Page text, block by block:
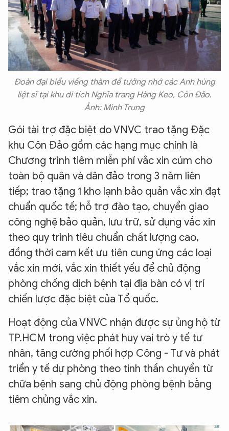
Đoàn đại biểu viếng thăm để tưởng nhớ các Anh hùng
liệt sĩ tại khu di tích Nghĩa trang Hàng Keo, Côn Đảo.
Ảnh: Minh Trung
​Gói tài trợ đặc biệt do VNVC trao tặng Đặc
khu Côn Đảo gồm các hạng mục chính là
Chương trình tiêm miễn phí vắc xin cúm cho
toàn bộ quân và dân đảo trong 3 năm liên
tiếp; trao tặng 1 kho lạnh bảo quản vắc xin đạt
chuẩn quốc tế; hỗ trợ đào tạo, chuyển giao
công nghệ bảo quản, lưu trữ, sử dụng vắc xin
theo quy trình tiêu chuẩn chất lượng cao,
đồng thời cam kết ưu tiên cung ứng các loại
vắc xin mới, vắc xin thiết yếu để chủ động
phòng chống dịch bệnh tại địa bàn có vị trí
chiến lược đặc biệt của Tổ quốc.
Hoạt động của VNVC nhận được sự ủng hộ từ
TP.HCM trong việc phát huy vai trò y tế tư
nhân, tăng cường phối hợp Công - Tư và phát
triển y tế dự phòng theo tinh thần chuyển từ
chữa bệnh sang chủ động phòng bệnh bằng
tiêm chủng vắc xin.